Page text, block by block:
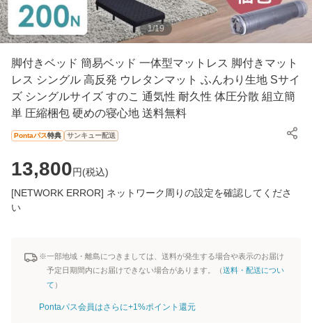
1/19
脚付きベッド 簡易ベッド 一体型マットレス 脚付きマット
レス シングル 高反発 ウレタンマット ふんわり生地 Sサイ
ズ シングルサイズ すのこ 通気性 耐久性 体圧分散 組立簡
単 圧縮梱包 硬めの寝心地 送料無料
Pontaパス特典 サンキュー配送
13,800円(税込)
[NETWORK ERROR] ネットワーク周りの設定を確認してくださ
い
※一部地域・離島につきましては、送料が発生する場合や表示のお届け
予定日期間内にお届けできない場合があります。（送料・配送につい
て ）
Pontaパス会員はさらに+1%ポイント還元